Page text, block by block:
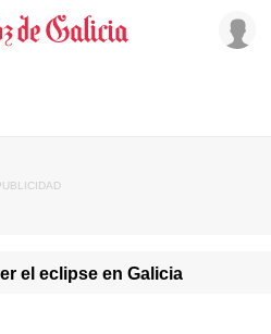
el eclipse en Galicia